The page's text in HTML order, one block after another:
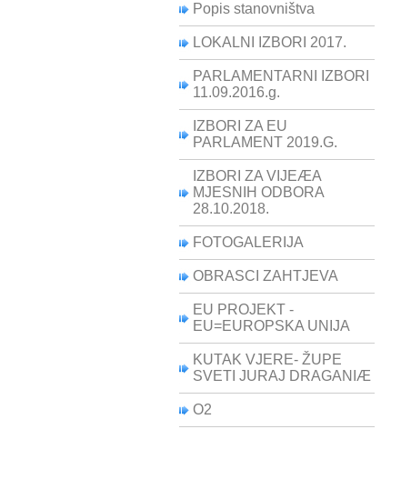
Popis stanovništva
LOKALNI IZBORI 2017.
PARLAMENTARNI IZBORI
11.09.2016.g.
IZBORI ZA EU
PARLAMENT 2019.G.
IZBORI ZA VIJEÆA
MJESNIH ODBORA
28.10.2018.
FOTOGALERIJA
OBRASCI ZAHTJEVA
EU PROJEKT -
EU=EUROPSKA UNIJA
KUTAK VJERE- ŽUPE
SVETI JURAJ DRAGANIÆ
O2